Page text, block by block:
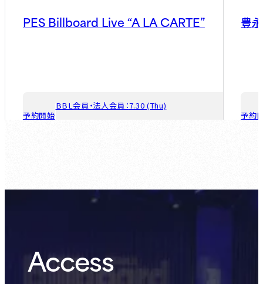
PES Billboard Live “A LA CARTE”
予約開始
BBL会員・法人会員：7.30 (Thu)
豊
予約
Access